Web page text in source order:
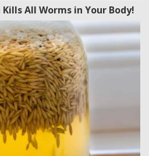
All Worms in Your Body!